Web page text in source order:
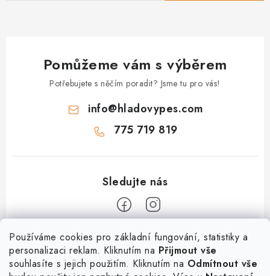
Používáme cookies pro základní fungování, statistiky a
personalizaci reklam. Kliknutím na Přijmout vše
souhlasíte s jejich použitím. Kliknutím na Odmítnout vše
Pomůžeme vám s výběrem
Potřebujete s něčím poradit? Jsme tu pro vás!
info@hladovypes.com
775 719 819
Informace